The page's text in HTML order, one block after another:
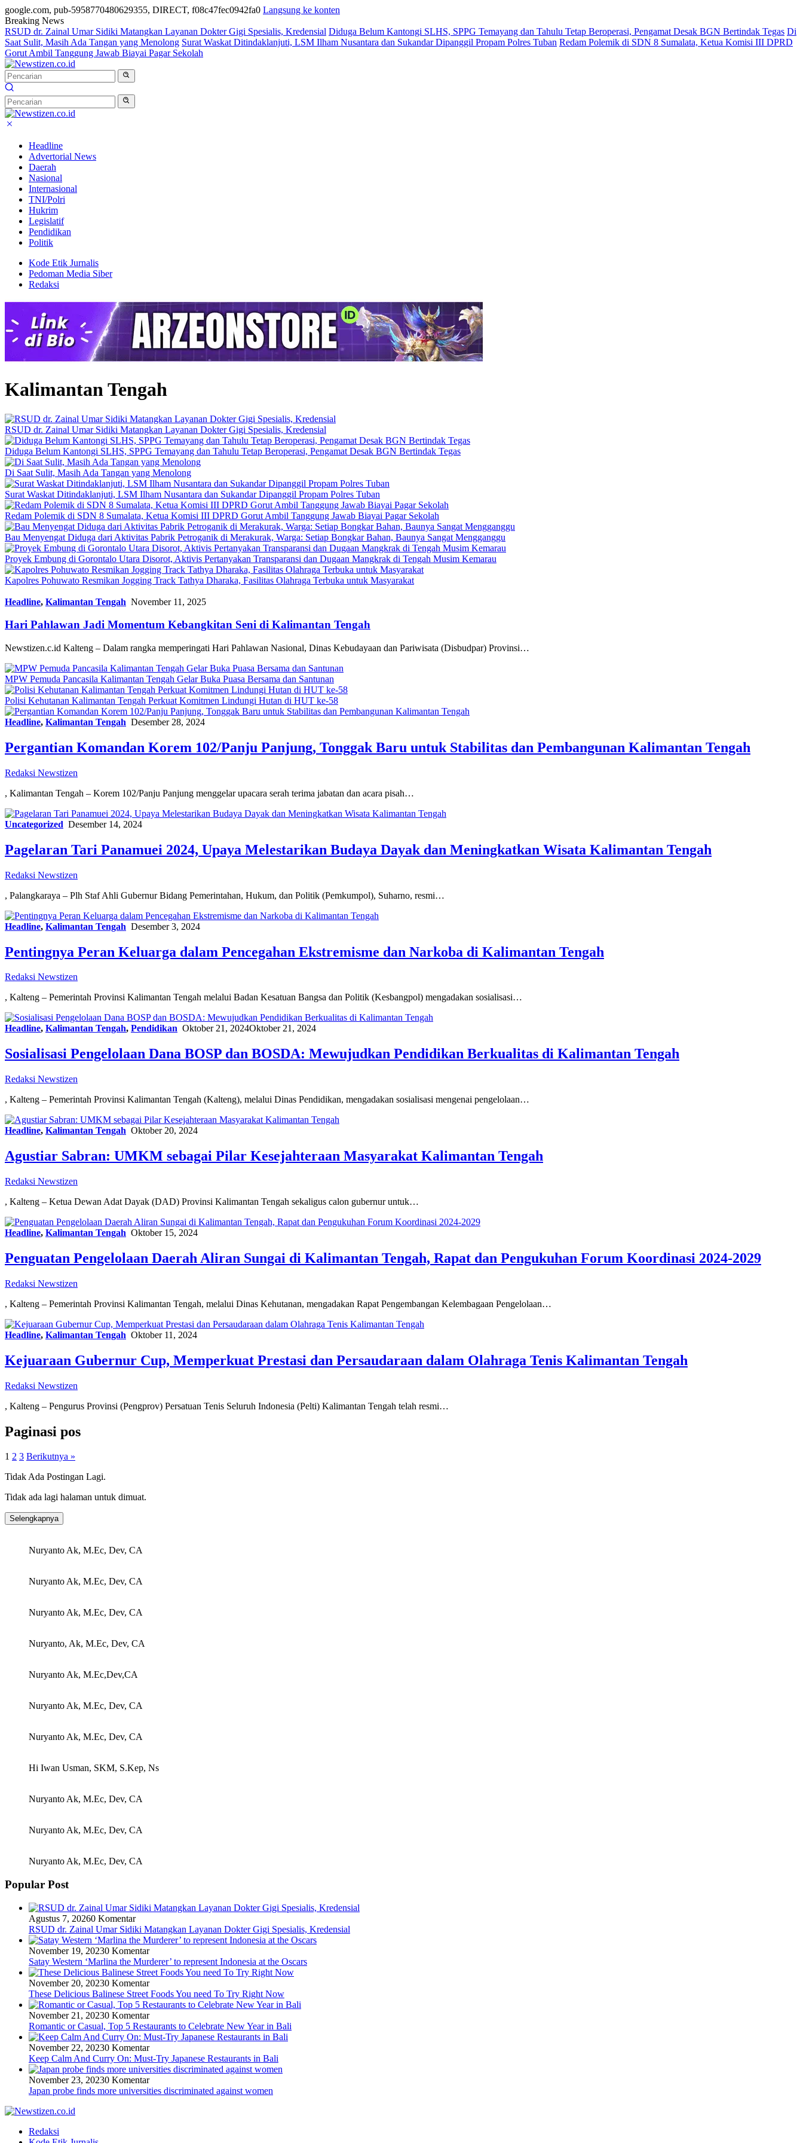
google.com, pub-5958770480629355, DIRECT, f08c47fec0942fa0 Langsung ke konten
Breaking News
RSUD dr. Zainal Umar Sidiki Matangkan Layanan Dokter Gigi Spesialis, Kredensial Diduga Belum Kantongi SLHS, SPPG Temayang dan Tahulu Tetap Beroperasi, Pengamat Desak BGN Bertindak Tegas Di
Saat Sulit, Masih Ada Tangan yang Menolong Surat Waskat Ditindaklanjuti, LSM Ilham Nusantara dan Sukandar Dipanggil Propam Polres Tuban Redam Polemik di SDN 8 Sumalata, Ketua Komisi III DPRD
Gorut Ambil Tanggung Jawab Biayai Pagar Sekolah
Headline
Advertorial News
Daerah
Nasional
Internasional
TNI/Polri
Hukrim
Legislatif
Pendidikan
Politik
Kode Etik Jurnalis
Pedoman Media Siber
Redaksi
Kalimantan Tengah
RSUD dr. Zainal Umar Sidiki Matangkan Layanan Dokter Gigi Spesialis, Kredensial
Diduga Belum Kantongi SLHS, SPPG Temayang dan Tahulu Tetap Beroperasi, Pengamat Desak BGN Bertindak Tegas
Di Saat Sulit, Masih Ada Tangan yang Menolong
Surat Waskat Ditindaklanjuti, LSM Ilham Nusantara dan Sukandar Dipanggil Propam Polres Tuban
Redam Polemik di SDN 8 Sumalata, Ketua Komisi III DPRD Gorut Ambil Tanggung Jawab Biayai Pagar Sekolah
Bau Menyengat Diduga dari Aktivitas Pabrik Petroganik di Merakurak, Warga: Setiap Bongkar Bahan, Baunya Sangat Mengganggu
Proyek Embung di Gorontalo Utara Disorot, Aktivis Pertanyakan Transparansi dan Dugaan Mangkrak di Tengah Musim Kemarau
Kapolres Pohuwato Resmikan Jogging Track Tathya Dharaka, Fasilitas Olahraga Terbuka untuk Masyarakat
Headline, Kalimantan Tengah November 11, 2025
Hari Pahlawan Jadi Momentum Kebangkitan Seni di Kalimantan Tengah
Newstizen.c.id Kalteng – Dalam rangka memperingati Hari Pahlawan Nasional, Dinas Kebudayaan dan Pariwisata (Disbudpar) Provinsi…
MPW Pemuda Pancasila Kalimantan Tengah Gelar Buka Puasa Bersama dan Santunan
Polisi Kehutanan Kalimantan Tengah Perkuat Komitmen Lindungi Hutan di HUT ke-58
Headline, Kalimantan Tengah Desember 28, 2024
Pergantian Komandan Korem 102/Panju Panjung, Tonggak Baru untuk Stabilitas dan Pembangunan Kalimantan Tengah
Redaksi Newstizen
, Kalimantan Tengah – Korem 102/Panju Panjung menggelar upacara serah terima jabatan dan acara pisah…
Uncategorized Desember 14, 2024
Pagelaran Tari Panamuei 2024, Upaya Melestarikan Budaya Dayak dan Meningkatkan Wisata Kalimantan Tengah
Redaksi Newstizen
, Palangkaraya – Plh Staf Ahli Gubernur Bidang Pemerintahan, Hukum, dan Politik (Pemkumpol), Suharno, resmi…
Headline, Kalimantan Tengah Desember 3, 2024
Pentingnya Peran Keluarga dalam Pencegahan Ekstremisme dan Narkoba di Kalimantan Tengah
Redaksi Newstizen
, Kalteng – Pemerintah Provinsi Kalimantan Tengah melalui Badan Kesatuan Bangsa dan Politik (Kesbangpol) mengadakan sosialisasi…
Headline, Kalimantan Tengah, Pendidikan Oktober 21, 2024Oktober 21, 2024
Sosialisasi Pengelolaan Dana BOSP dan BOSDA: Mewujudkan Pendidikan Berkualitas di Kalimantan Tengah
Redaksi Newstizen
, Kalteng – Pemerintah Provinsi Kalimantan Tengah (Kalteng), melalui Dinas Pendidikan, mengadakan sosialisasi mengenai pengelolaan…
Headline, Kalimantan Tengah Oktober 20, 2024
Agustiar Sabran: UMKM sebagai Pilar Kesejahteraan Masyarakat Kalimantan Tengah
Redaksi Newstizen
, Kalteng – Ketua Dewan Adat Dayak (DAD) Provinsi Kalimantan Tengah sekaligus calon gubernur untuk…
Headline, Kalimantan Tengah Oktober 15, 2024
Penguatan Pengelolaan Daerah Aliran Sungai di Kalimantan Tengah, Rapat dan Pengukuhan Forum Koordinasi 2024-2029
Redaksi Newstizen
, Kalteng – Pemerintah Provinsi Kalimantan Tengah, melalui Dinas Kehutanan, mengadakan Rapat Pengembangan Kelembagaan Pengelolaan…
Headline, Kalimantan Tengah Oktober 11, 2024
Kejuaraan Gubernur Cup, Memperkuat Prestasi dan Persaudaraan dalam Olahraga Tenis Kalimantan Tengah
Redaksi Newstizen
, Kalteng – Pengurus Provinsi (Pengprov) Persatuan Tenis Seluruh Indonesia (Pelti) Kalimantan Tengah telah resmi…
Paginasi pos
1 2 3 Berikutnya »
Tidak Ada Postingan Lagi.
Tidak ada lagi halaman untuk dimuat.
Selengkapnya
Nuryanto Ak, M.Ec, Dev, CA
Nuryanto Ak, M.Ec, Dev, CA
Nuryanto Ak, M.Ec, Dev, CA
Nuryanto, Ak, M.Ec, Dev, CA
Nuryanto Ak, M.Ec,Dev,CA
Nuryanto Ak, M.Ec, Dev, CA
Nuryanto Ak, M.Ec, Dev, CA
Hi Iwan Usman, SKM, S.Kep, Ns
Nuryanto Ak, M.Ec, Dev, CA
Nuryanto Ak, M.Ec, Dev, CA
Nuryanto Ak, M.Ec, Dev, CA
Popular Post
Agustus 7, 20260 Komentar
RSUD dr. Zainal Umar Sidiki Matangkan Layanan Dokter Gigi Spesialis, Kredensial
November 19, 20230 Komentar
Satay Western ‘Marlina the Murderer’ to represent Indonesia at the Oscars
November 20, 20230 Komentar
These Delicious Balinese Street Foods You need To Try Right Now
November 21, 20230 Komentar
Romantic or Casual, Top 5 Restaurants to Celebrate New Year in Bali
November 22, 20230 Komentar
Keep Calm And Curry On: Must-Try Japanese Restaurants in Bali
November 23, 20230 Komentar
Japan probe finds more universities discriminated against women
Redaksi